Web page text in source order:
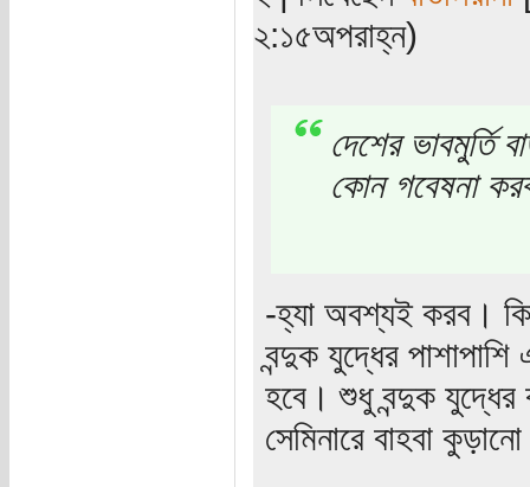
২:১৫অপরাহ্ন)
দেশের ভাবমুর্তি
কোন গবেষনা
-হ্যা অবশ্যই করব।
বন্দুক যুদ্ধের পাশাপাশি
হবে। শুধু বন্দুক যুদ্ধের
সেমিনারে বাহবা